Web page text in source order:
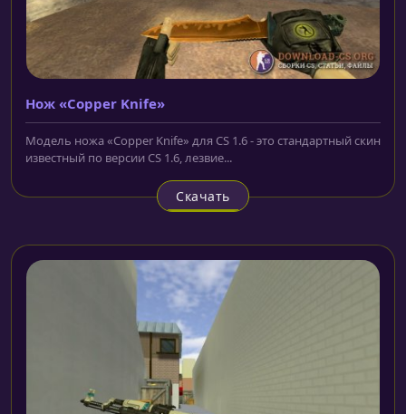
Нож «Copper Knife»
Модель ножа «Copper Knife» для CS 1.6 - это стандартный скин
известный по версии CS 1.6, лезвие...
Скачать